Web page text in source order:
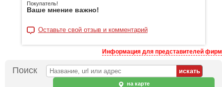
Покупатель!
Ваше мнение важно!
Оставьте свой отзыв и комментарий
Информация для представителей фирм
Поиск
на карте